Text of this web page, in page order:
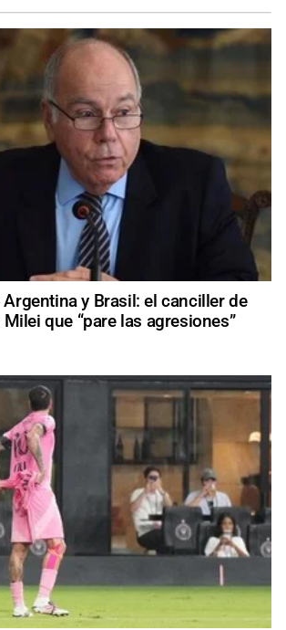
y Brasil: el canciller de
que “pare las agresiones”